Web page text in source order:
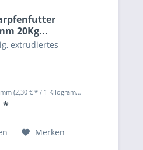
20Kg...
extrudiertes
(2,30 € * / 1 Kilogramm)
*
Merken